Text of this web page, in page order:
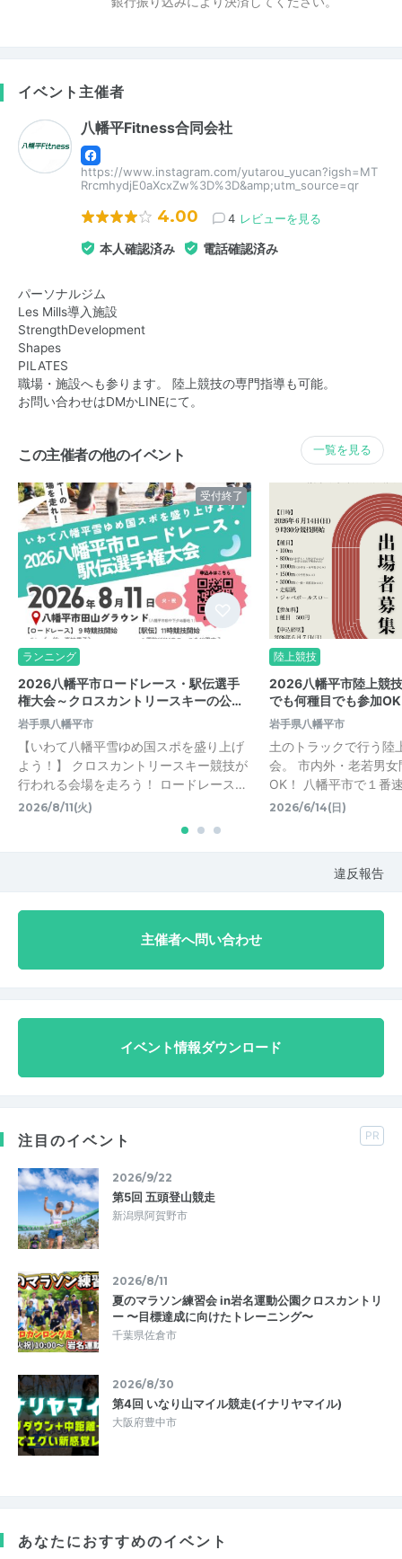
イベント主催者
八幡平Fitness合同会社
https://www.instagram.com/yutarou_yucan?igsh=MT
RrcmhydjE0aXcxZw%3D%3D&amp;utm_source=qr
4.00 4 レビューを見る
本人確認済み 電話確認済み
パーソナルジム
Les Mills導入施設
StrengthDevelopment
Shapes
PILATES
職場・施設へも参ります。 陸上競技の専門指導も可能。
お問い合わせはDMかLINEにて。
この主催者の他のイベント 一覧を見る
受付終了
ランニング
2026八幡平市ロードレース・駅伝選手
権大会～クロスカントリースキーの公…
岩手県八幡平市
【いわて八幡平雪ゆめ国スポを盛り上げ
よう！】 クロスカントリースキー競技が
行われる会場を走ろう！ ロードレース…
2026/8/11(火)
陸上競技
2026八幡平市陸上競
でも何種目でも参加
岩手県八幡平市
土のトラックで行う陸
会。 市内外・老若男
OK！ 八幡平市で１番
2026/6/14(日)
違反報告
主催者へ問い合わせ
イベント情報ダウンロード
注目のイベント PR
2026/9/22
第5回 五頭登山競走
新潟県阿賀野市
2026/8/11
夏のマラソン練習会 in岩名運動公園クロスカントリ
ー 〜目標達成に向けたトレーニング〜
千葉県佐倉市
2026/8/30
第4回 いなり山マイル競走(イナリヤマイル)
大阪府豊中市
あなたにおすすめのイベント